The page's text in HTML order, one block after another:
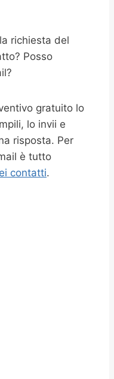
richiesta del
Posso
gratuito lo
lo invii e
risposta. Per
è tutto
contatti.